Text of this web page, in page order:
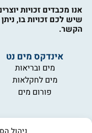
אנו מכבדים זכויות
שיש לכם זכויות בו,
הקשר.
אינדקס מים נט
מים ובריאות
מים לחקלאות
פורום מים